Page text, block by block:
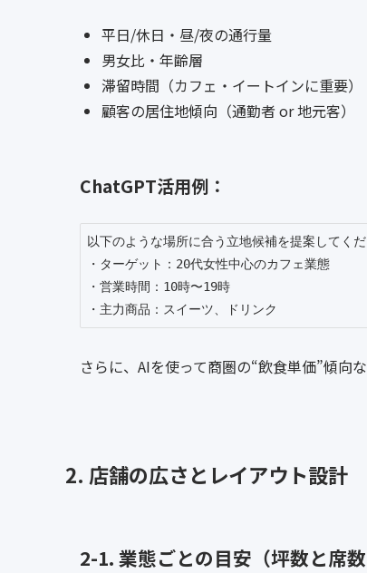
平日/休日・昼/夜の通行量
男女比・年齢層
滞留時間（カフェ・イートインに重要）
顧客の居住地傾向（通勤者 or 地元客）
ChatGPT活用例：
以下のような場所に合う立地候補を提案してくだ
・ターゲット：20代女性中心のカフェ業態
・営業時間：10時〜19時
さらに、AIを使って商圏の“飲食単価”傾向
2. 店舗の広さとレイアウト設計
2-1. 業態ごとの目安（坪数と席数